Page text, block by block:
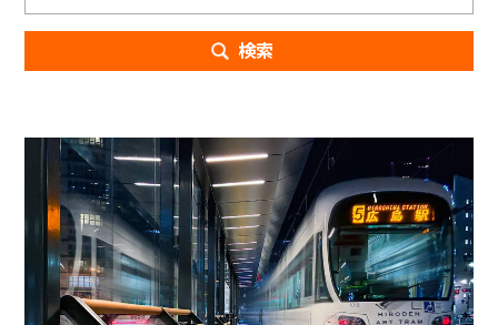
検索